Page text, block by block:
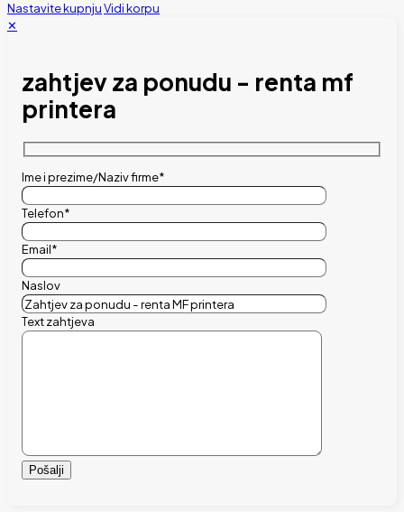
Nastavite kupnjuVidi korpu
✕
zahtjev za ponudu - renta mf
printera
Ime i prezime/Naziv firme*
Telefon*
Email*
Naslov
Text zahtjeva